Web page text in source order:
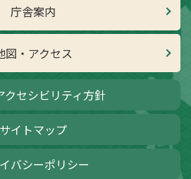
庁舎案内
図・アクセス
クセシビリティ方針
サイトマップ
バシーポリシー